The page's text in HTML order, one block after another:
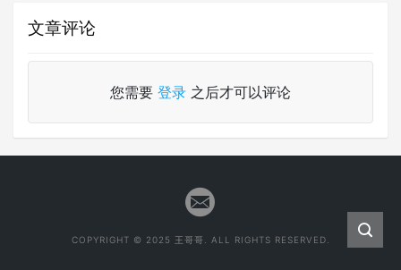
文章评论
您需要 登录 之后才可以评论
COPYRIGHT © 2025 王哥哥. ALL RIGHTS RESERVED.